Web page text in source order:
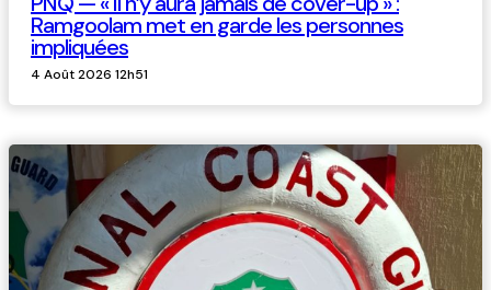
Ramgoolam met en garde les personnes
impliquées
4 Août 2026 12h51